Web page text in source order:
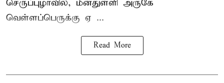
செருப்புழாவில், மீன்துள்ளி அருகே
வெள்ளப்பெருக்கு ஏ ...
Read More